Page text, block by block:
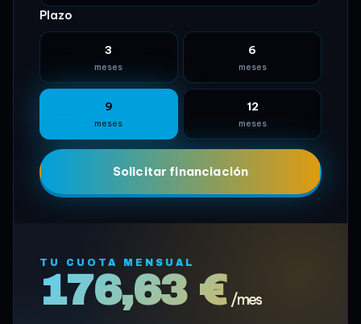
Plazo
3
meses
6
meses
9
meses
12
meses
Solicitar financiación
TU CUOTA MENSUAL
176,63 € /mes